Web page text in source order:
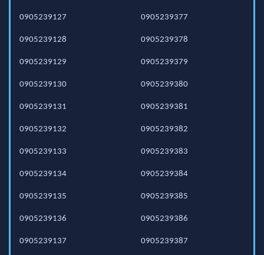
0905239127
0905239128
0905239129
0905239130
0905239131
0905239132
0905239133
0905239134
0905239135
0905239136
0905239137
0905239377
0905239378
0905239379
0905239380
0905239381
0905239382
0905239383
0905239384
0905239385
0905239386
0905239387